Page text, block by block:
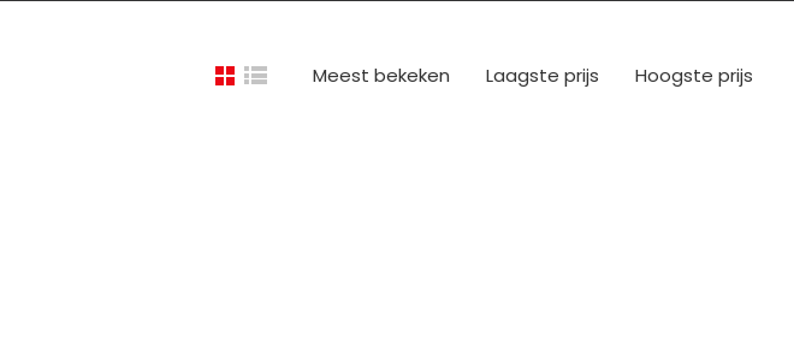
Meest bekeken Laagste prijs Hoogste prijs